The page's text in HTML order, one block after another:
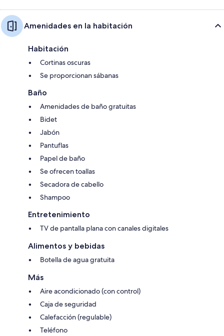
Amenidades en la habitación
Habitación
Cortinas oscuras
Se proporcionan sábanas
Baño
Amenidades de baño gratuitas
Bidet
Jabón
Pantuflas
Papel de baño
Se ofrecen toallas
Secadora de cabello
Shampoo
Entretenimiento
TV de pantalla plana con canales digitales
Alimentos y bebidas
Botella de agua gratuita
Más
Aire acondicionado (con control)
Caja de seguridad
Calefacción (regulable)
Teléfono